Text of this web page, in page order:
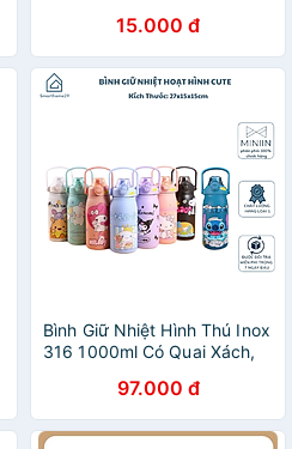
Ngẫu Nhiên15.000 đ
Bình Giữ Nhiệt Hình Thú Inox
316 1000ml Có Quai Xách,
Lạnh Lâu Dài - Giao Hoạ Tiết
Ngẫu Nhiên - HÀNG CHÍNH
HÃNG MINIIN
97.000 đ